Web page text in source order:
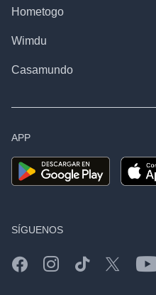
Hometogo
Wimdu
Casamundo
APP
SÍGUENOS